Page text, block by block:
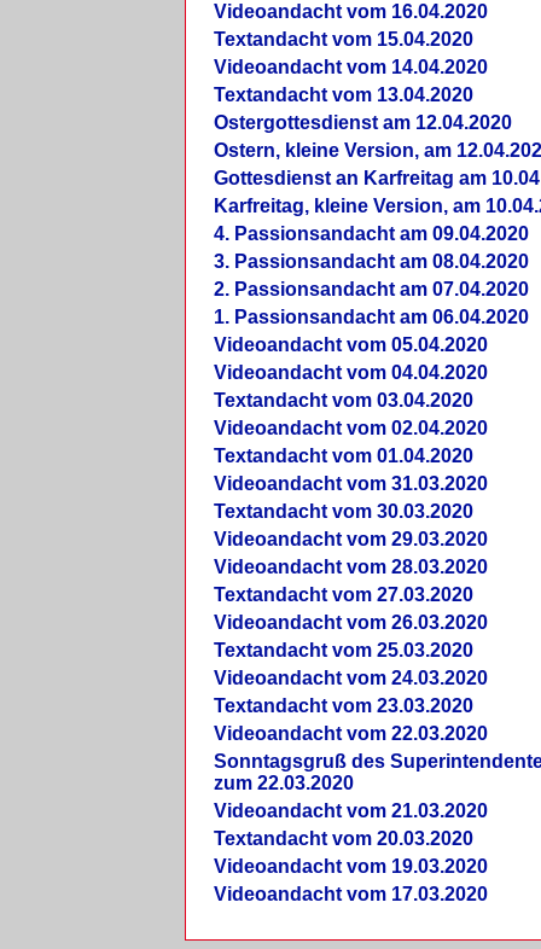
Videoandacht vom 16.04.2020
Textandacht vom 15.04.2020
Videoandacht vom 14.04.2020
Textandacht vom 13.04.2020
Ostergottesdienst am 12.04.2020
Ostern, kleine Version, am
Gottesdienst an Karfreitag am
Karfreitag, kleine Version, am
4. Passionsandacht am 09.04.2020
3. Passionsandacht am 08.04.2020
2. Passionsandacht am 07.04.2020
1. Passionsandacht am 06.04.2020
Videoandacht vom 05.04.2020
Videoandacht vom 04.04.2020
Textandacht vom 03.04.2020
Videoandacht vom 02.04.2020
Textandacht vom 01.04.2020
Videoandacht vom 31.03.2020
Textandacht vom 30.03.2020
Videoandacht vom 29.03.2020
Videoandacht vom 28.03.2020
Textandacht vom 27.03.2020
Videoandacht vom 26.03.2020
Textandacht vom 25.03.2020
Videoandacht vom 24.03.2020
Textandacht vom 23.03.2020
Videoandacht vom 22.03.2020
Sonntagsgruß des
zum 22.03.2020
Videoandacht vom 21.03.2020
Textandacht vom 20.03.2020
Videoandacht vom 19.03.2020
Videoandacht vom 17.03.2020